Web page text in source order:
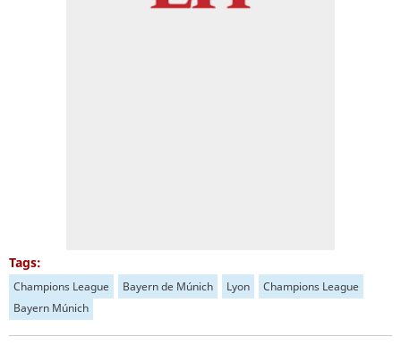
Tags:
Champions League Bayern de Múnich Lyon
Champions League
Bayern Múnich